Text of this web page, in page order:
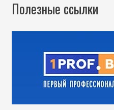
Полезные ссылки